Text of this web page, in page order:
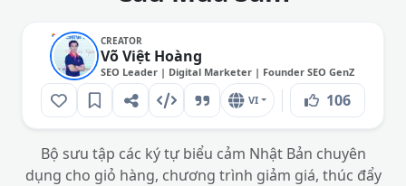
CREATOR
Võ Việt Hoàng
SEO Leader | Digital Marketer | Founder SEO GenZ
VI 106
Bộ sưu tập các ký tự biểu cảm Nhật Bản chuyên
dụng cho giỏ hàng, chương trình giảm giá, thúc đẩy